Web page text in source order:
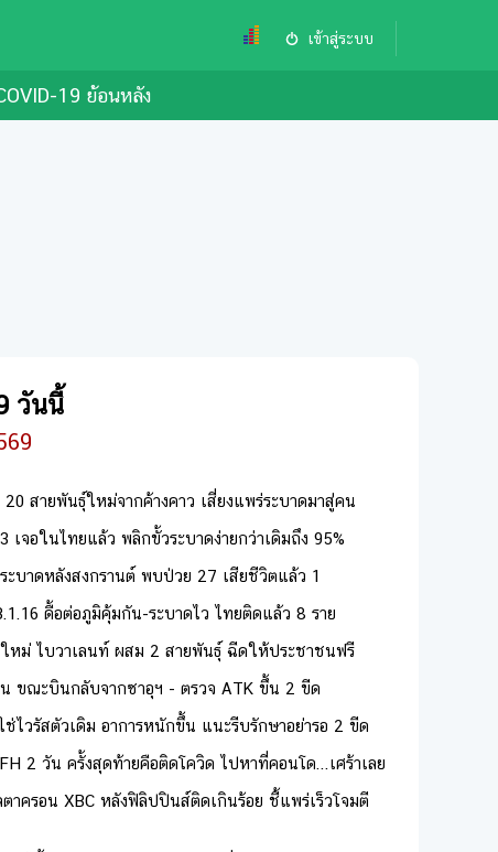
เข้าสู่ระบบ
19 ย้อนหลัง
วันนี้
สายพันธุ์ใหม่จากค้างคาว เสี่ยงแพร่ระบาดมาสู่คน
เจอในไทยแล้ว พลิกขั้วระบาดง่ายกว่าเดิมถึง 95%
ะบาดหลังสงกรานต์ พบป่วย 27 เสียชีวิตแล้ว 1
ดื้อต่อภูมิคุ้มกัน-ระบาดไว ไทยติดแล้ว 8 ราย
ใหม่ ไบวาเลนท์ ผสม 2 สายพันธุ์ ฉีดให้ประชาชนฟรี
ขณะบินกลับจากซาอุฯ - ตรวจ ATK ขึ้น 2 ขีด
ไวรัสตัวเดิม อาการหนักขึ้น แนะรีบรักษาอย่ารอ 2 ขีด
2 วัน ครั้งสุดท้ายคือติดโควิด ไปหาที่คอนโด...เศร้าเลย
าครอน XBC หลังฟิลิปปินส์ติดเกินร้อย ชี้แพร่เร็วโจมตี